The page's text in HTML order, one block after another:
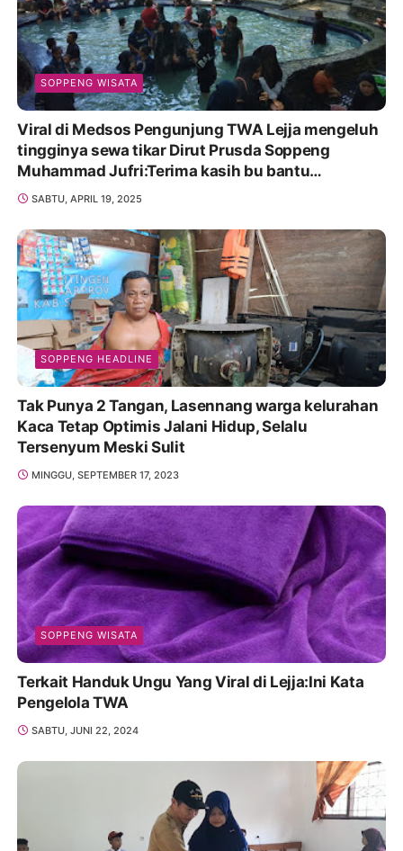
SOPPENG WISATA
Viral di Medsos Pengunjung TWA Lejja mengeluh
tingginya sewa tikar Dirut Prusda Soppeng
Muhammad Jufri:Terima kasih bu bantu
Promosikan
SABTU, APRIL 19, 2025
SOPPENG HEADLINE
Tak Punya 2 Tangan, Lasennang warga kelurahan
Kaca Tetap Optimis Jalani Hidup, Selalu
Tersenyum Meski Sulit
MINGGU, SEPTEMBER 17, 2023
SOPPENG WISATA
Terkait Handuk Ungu Yang Viral di Lejja:Ini Kata
Pengelola TWA
SABTU, JUNI 22, 2024